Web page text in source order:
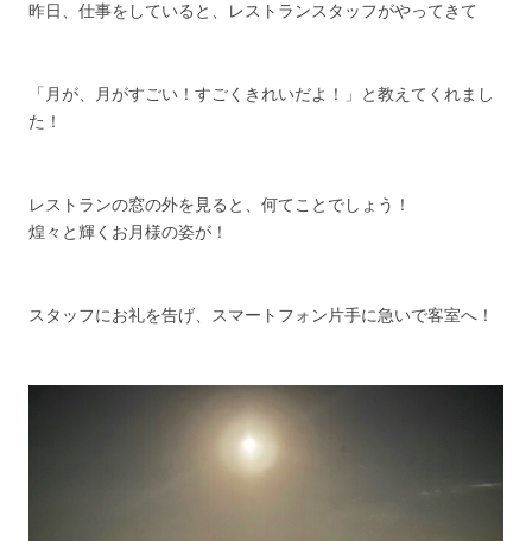
昨日、仕事をしていると、レストランスタッフがやってきて
「月が、月がすごい！すごくきれいだよ！」と教えてくれまし
た！
レストランの窓の外を見ると、何てことでしょう！
煌々と輝くお月様の姿が！
スタッフにお礼を告げ、スマートフォン片手に急いで客室へ！